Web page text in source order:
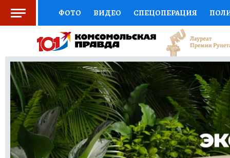
ФОТО ВИДЕО СПЕЦОПЕРАЦИЯ
СОЦПОДДЕРЖКА НАУКА СПОРТ
ВЫБОР ЭКСПЕРТОВ ДОКТОР
КНИЖНАЯ ПОЛКА ПРОГНОЗЫ НА СПОРТ
ПРЕСС-ЦЕНТР НЕДВИЖИМОСТЬ
РАДИО КП РЕКЛАМА ТЕСТЫ НОВОЕ